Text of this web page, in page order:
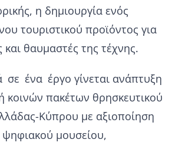
η δημιουργία ενός
τουριστικού προϊόντος για
θαυμαστές της τέχνης.
ένα έργο γίνεται ανάπτυξη
κοινών πακέτων θρησκευτικού
Κύπρου με αξιοποίηση
μουσείου,